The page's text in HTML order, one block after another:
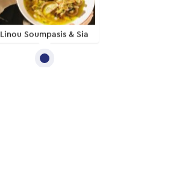
Linou Soumpasis & Sia